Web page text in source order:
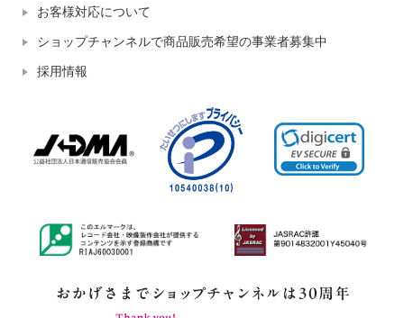
お客様対応について
ショップチャンネルで商品販売希望の事業者募集中
採用情報